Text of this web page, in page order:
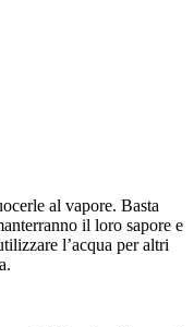
al vapore. Basta
il loro sapore e
l’acqua per altri